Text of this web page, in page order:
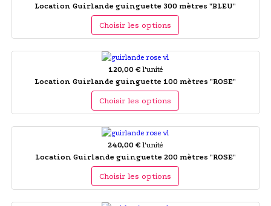
Location Guirlande guinguette 300 mètres "BLEU"
Choisir les options
120,00 € l'unité
Location Guirlande guinguette 100 mètres "ROSE"
Choisir les options
240,00 € l'unité
Location Guirlande guinguette 200 mètres "ROSE"
Choisir les options